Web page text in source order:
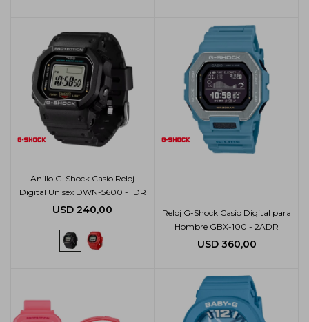
Anillo G-Shock Casio Reloj
Digital Unisex DWN-5600 - 1DR
USD 240,00
Reloj G-Shock Casio Digital para
Hombre GBX-100 - 2ADR
USD 360,00